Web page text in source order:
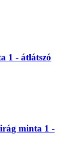
1 - átlátszó
minta 1 -